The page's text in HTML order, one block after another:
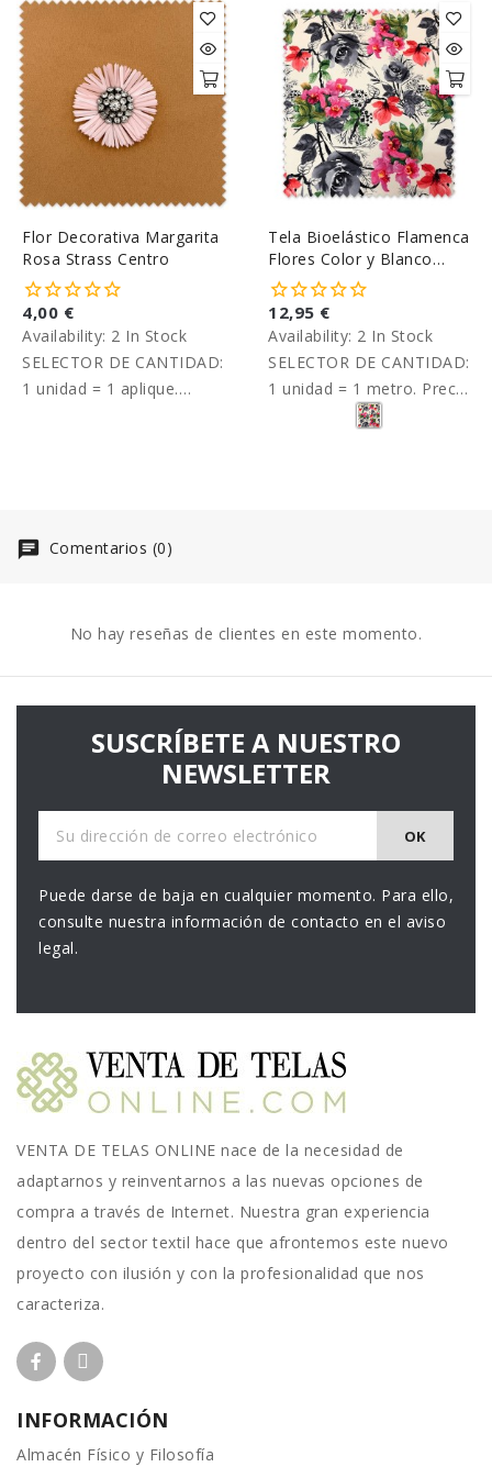
Flor Decorativa Margarita
Rosa Strass Centro
4,00 €
Availability: 2 In Stock
SELECTOR DE CANTIDAD:
1 unidad = 1 aplique.
Tela Bioelástico Flamenca
Flores Color y Blanco
Negro
12,95 €
Availability: 2 In Stock
SELECTOR DE CANTIDAD:
1 unidad = 1 metro. Precio
Comentarios (0)
No hay reseñas de clientes en este momento.
SUSCRÍBETE A NUESTRO
NEWSLETTER
Puede darse de baja en cualquier momento. Para ello,
consulte nuestra información de contacto en el aviso
legal.
VENTA DE TELAS ONLINE nace de la necesidad de
adaptarnos y reinventarnos a las nuevas opciones de
compra a través de Internet. Nuestra gran experiencia
dentro del sector textil hace que afrontemos este nuevo
proyecto con ilusión y con la profesionalidad que nos
caracteriza.
INFORMACIÓN
Almacén Físico y Filosofía